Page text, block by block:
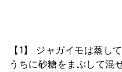
【1】 ジャガイモは蒸し
うちに砂糖をまぶして混